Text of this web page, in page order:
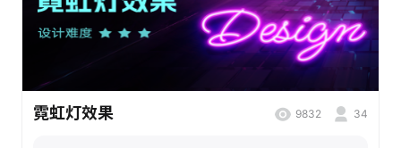
霓虹灯效果 9832 34